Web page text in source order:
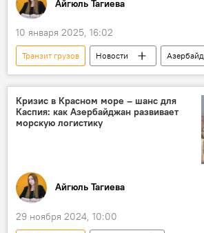
Айгюль Тагиева
10 января 2025, 16:02
Транзит грузов Новости
ЗАО "Азербайджанские железные дороги"
Грузоперевозки
Железная дорога
Кризис в Красном море – шанс для
Каспия: как Азербайджан развивает
морскую логистику
Айгюль Тагиева
29 ноября 2024, 10:00